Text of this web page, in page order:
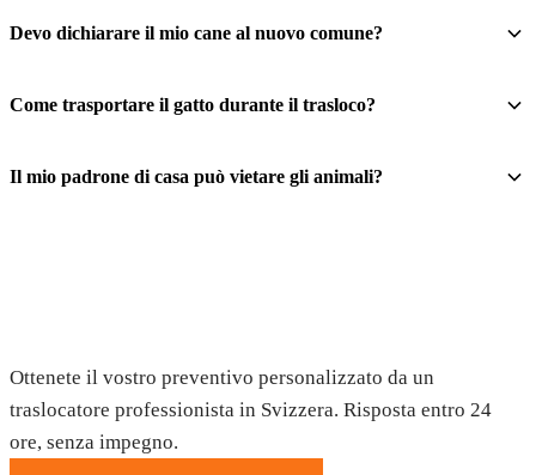
Devo dichiarare il mio cane al nuovo comune?
Come trasportare il gatto durante il trasloco?
Il mio padrone di casa può vietare gli animali?
Ottenete il vostro preventivo personalizzato da un
traslocatore professionista in Svizzera. Risposta entro 24
ore, senza impegno.